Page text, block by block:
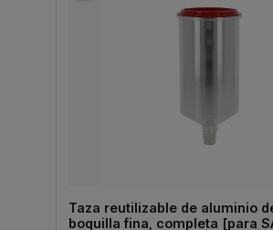
Taza reutilizable de aluminio
boquilla fina, completa [para